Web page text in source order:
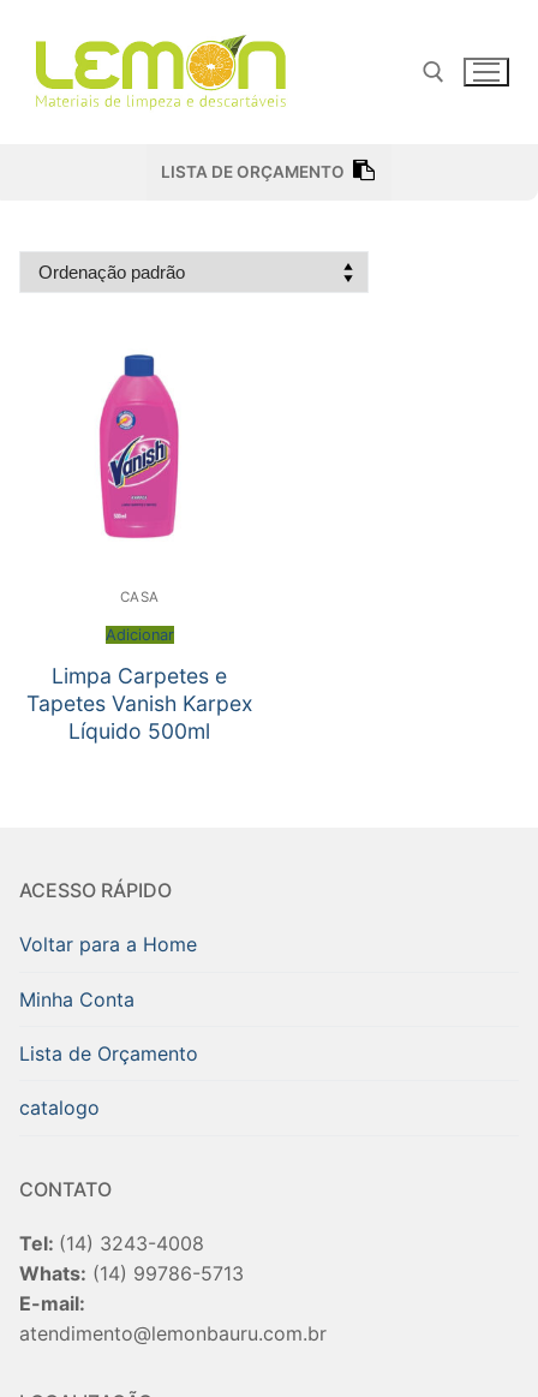
para
conteúdo
Pesquisar por:
LISTA DE ORÇAMENTO
CASA
Adicionar
Limpa Carpetes e
Tapetes Vanish Karpex
Líquido 500ml
ACESSO RÁPIDO
Voltar para a Home
Minha Conta
Lista de Orçamento
catalogo
CONTATO
Tel: (14) 3243-4008
Whats: (14) 99786-5713
E-mail:
atendimento@lemonbauru.com.br